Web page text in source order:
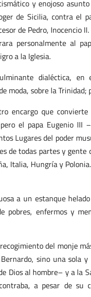
y enojoso
de Sicilia, contra el
de Pedro, Inocencio
personalmente al
a la Iglesia.
dialéctica, en
moda, sobre la
encargo que
el papa Eugenio III
Lugares del poder
de todas partes y
Italia, Hungría y
a un estanque
enfermos y
del monje
sino una sola
Dios al hombre– y a la
a pesar de su